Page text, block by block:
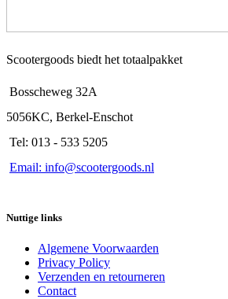
Scootergoods biedt het totaalpakket
Bosscheweg 32A
5056KC, Berkel-Enschot
Tel: 013 - 533 5205
Email: info@scootergoods.nl
Nuttige links
Algemene Voorwaarden
Privacy Policy
Verzenden en retourneren
Contact